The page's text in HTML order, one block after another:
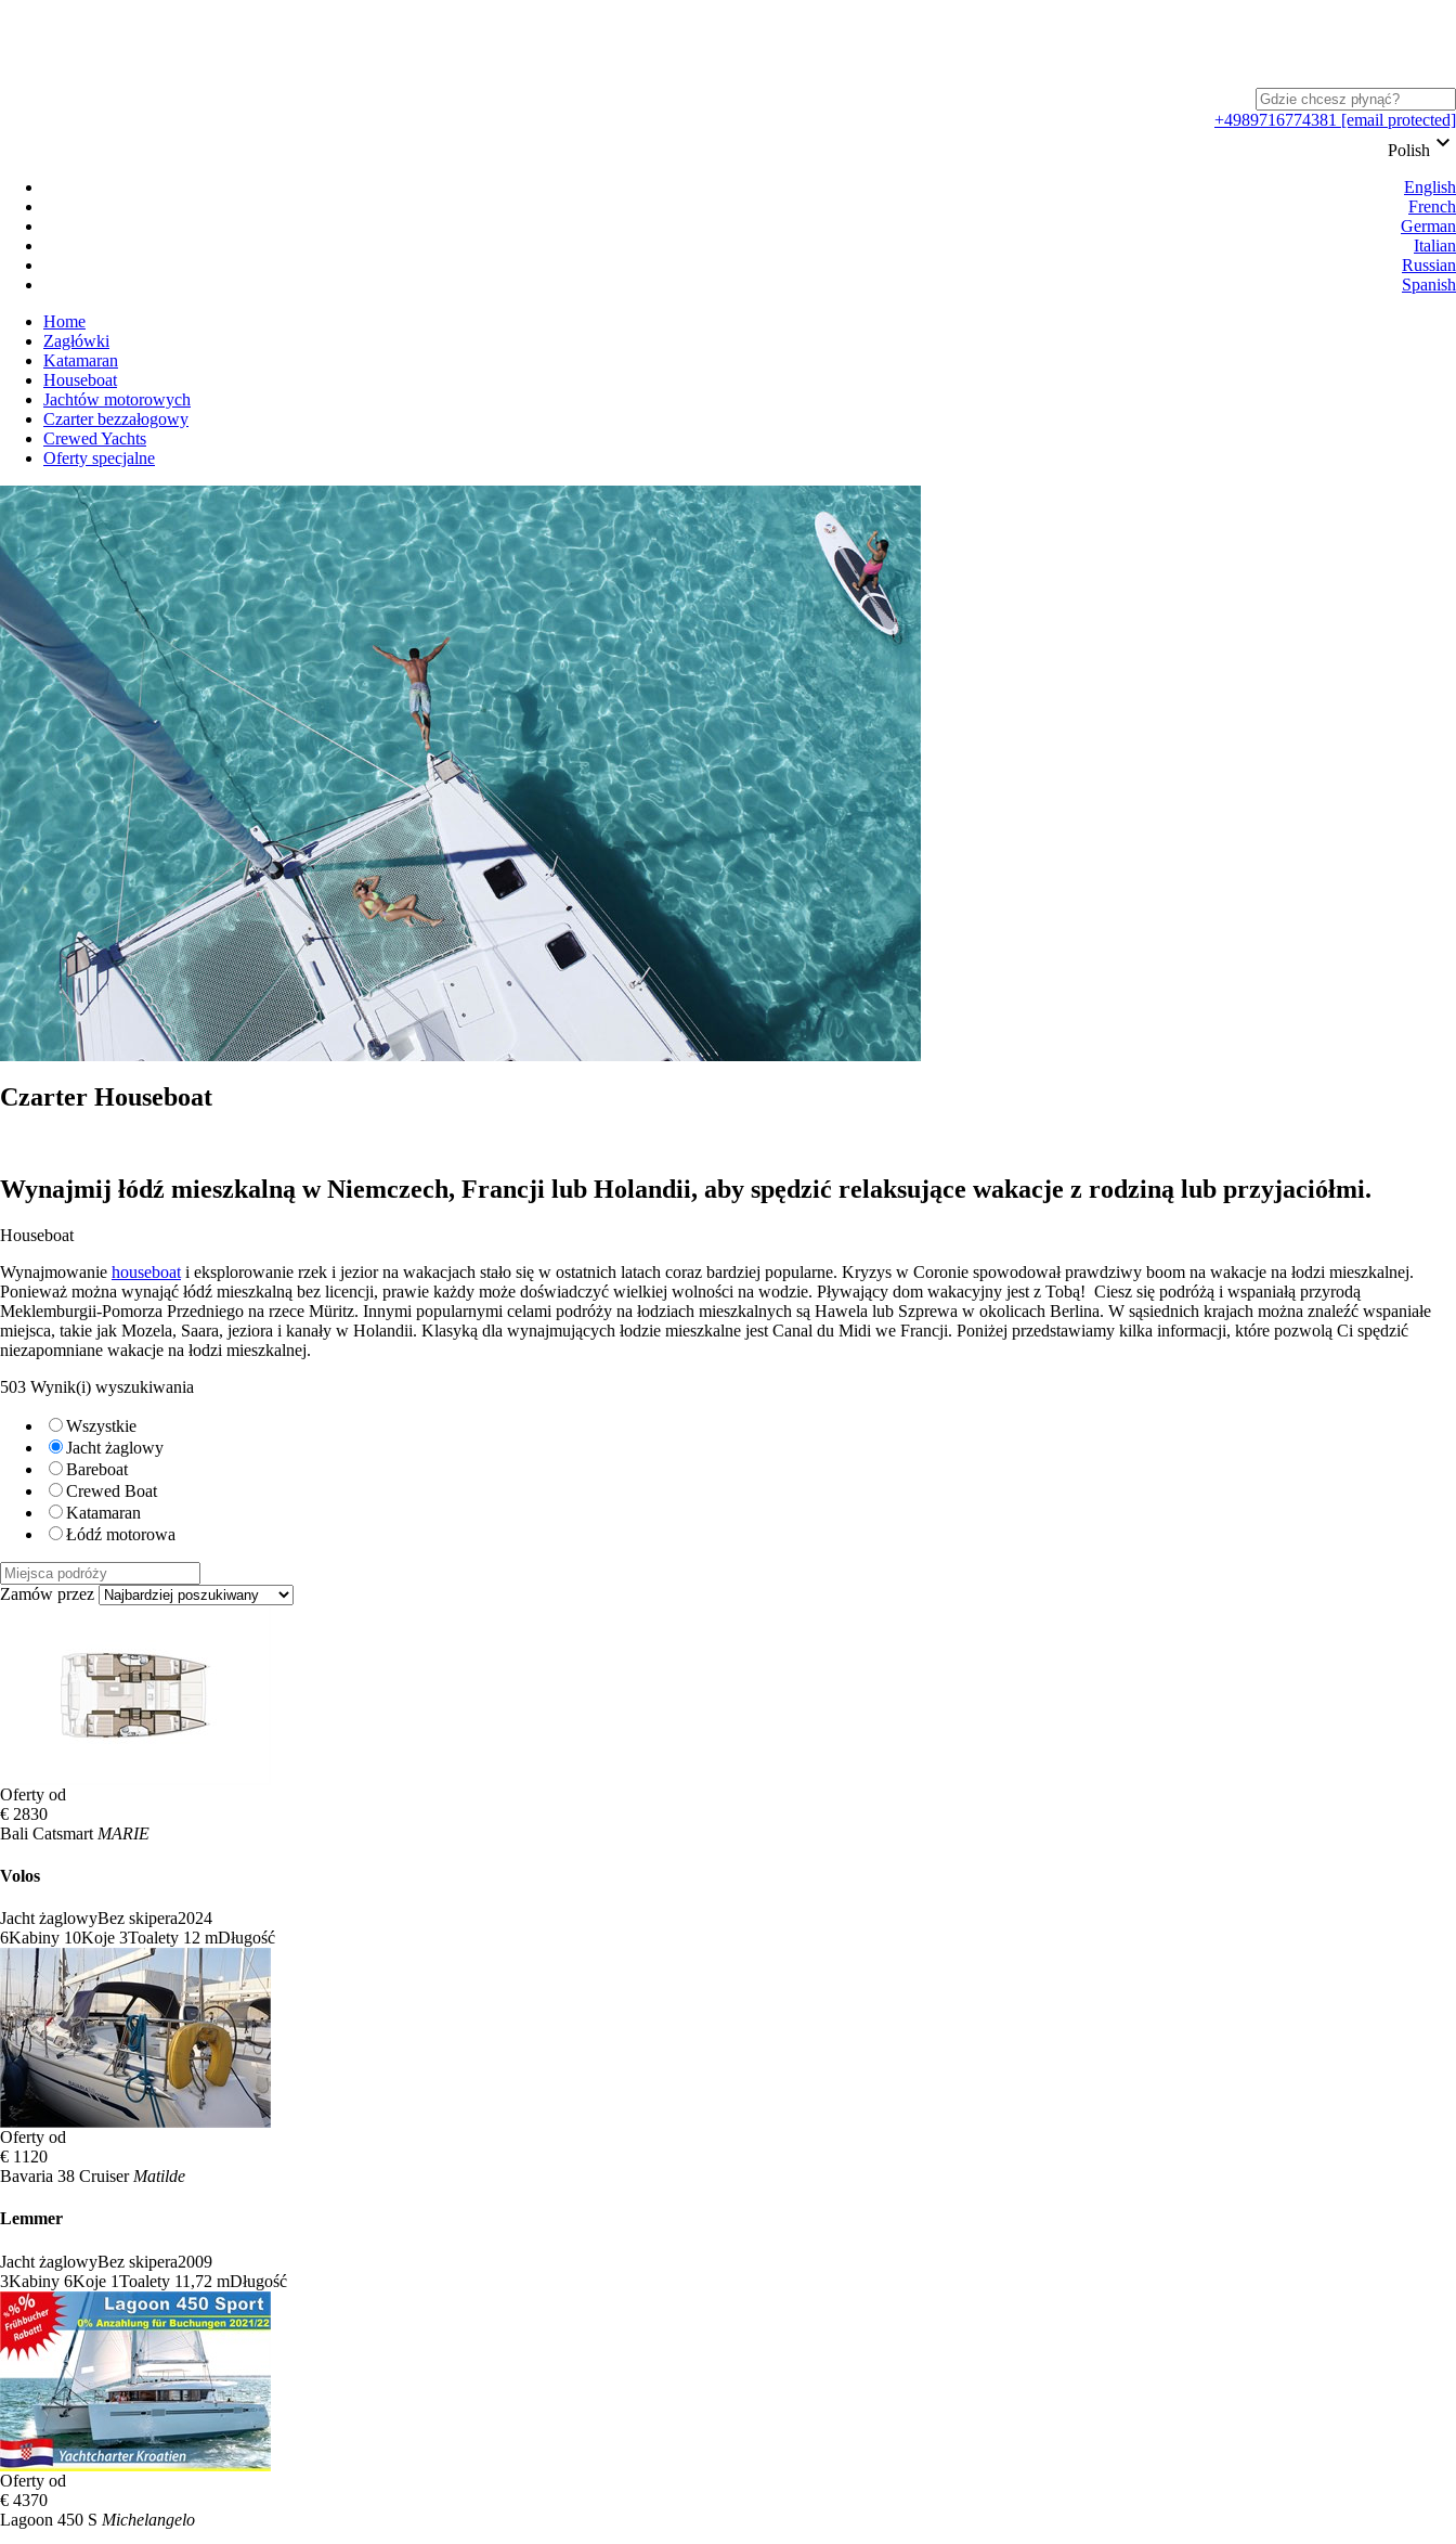
+4989716774381 [email protected]
Polish keyboard_arrow_down
English
French
German
Italian
Russian
Spanish
Home
Zagłówki
Katamaran
Houseboat
Jachtów motorowych
Czarter bezzałogowy
Crewed Yachts
Oferty specjalne
Czarter Houseboat
Wynajmij łódź mieszkalną w Niemczech, Francji lub Holandii, aby spędzić relaksujące wakacje z rodziną lub przyjaciółmi.
Houseboat
Wynajmowanie houseboat i eksplorowanie rzek i jezior na wakacjach stało się w ostatnich latach coraz bardziej popularne. Kryzys w Coronie spowodował prawdziwy boom na wakacje na łodzi mieszkalnej.
Ponieważ można wynająć łódź mieszkalną bez licencji, prawie każdy może doświadczyć wielkiej wolności na wodzie. Pływający dom wakacyjny jest z Tobą! Ciesz się podróżą i wspaniałą przyrodą
Meklemburgii-Pomorza Przedniego na rzece Müritz. Innymi popularnymi celami podróży na łodziach mieszkalnych są Hawela lub Szprewa w okolicach Berlina. W sąsiednich krajach można znaleźć wspaniałe
miejsca, takie jak Mozela, Saara, jeziora i kanały w Holandii. Klasyką dla wynajmujących łodzie mieszkalne jest Canal du Midi we Francji. Poniżej przedstawiamy kilka informacji, które pozwolą Ci spędzić
niezapomniane wakacje na łodzi mieszkalnej.
503 Wynik(i) wyszukiwania
Wszystkie
Jacht żaglowy
Bareboat
Crewed Boat
Katamaran
Łódź motorowa
Zamów przez
Oferty od
€ 2830
Bali Catsmart MARIE
Volos
Jacht żaglowyBez skipera2024
6Kabiny 10Koje 3Toalety 12 mDługość
Oferty od
€ 1120
Bavaria 38 Cruiser Matilde
Lemmer
Jacht żaglowyBez skipera2009
3Kabiny 6Koje 1Toalety 11,72 mDługość
Oferty od
€ 4370
Lagoon 450 S Michelangelo